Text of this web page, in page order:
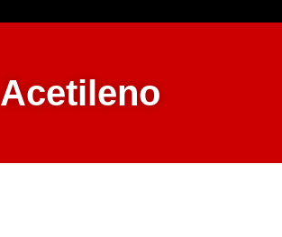
Acetileno